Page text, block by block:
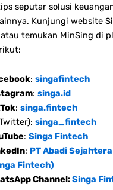
seputar solusi
Kunjungi website
temukan MinSing di
: singafintech
: singa.id
: singa.fintech
singa_fintech
: Singa Fintech
: PT Abadi
Fintech)
Channel:Singa